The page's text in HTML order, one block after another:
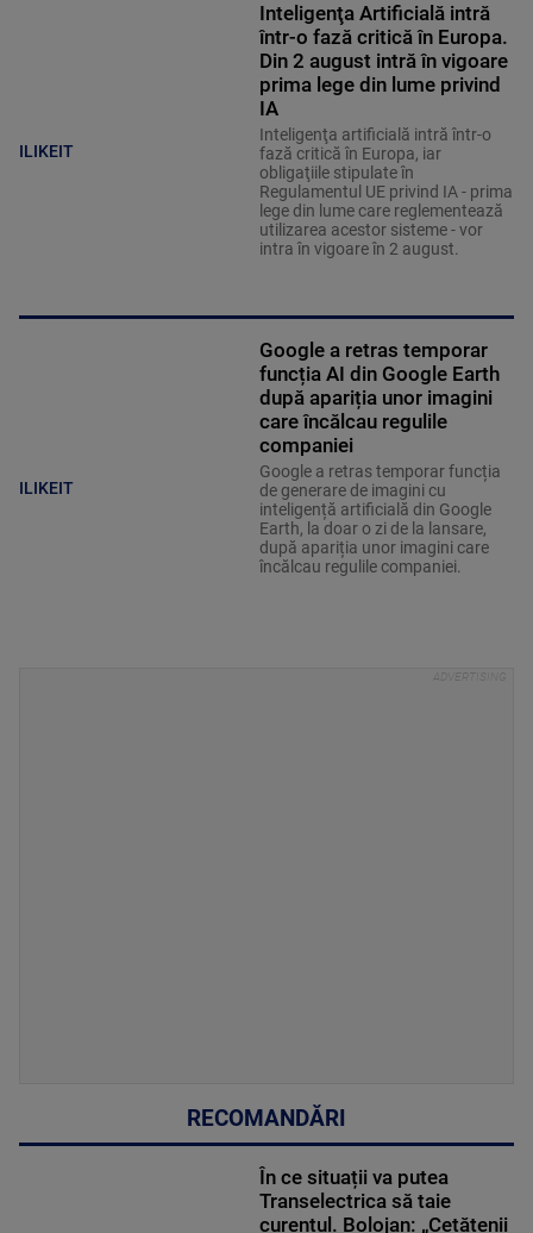
ILIKEIT
Inteligenţa Artificială intră
într-o fază critică în Europa.
Din 2 august intră în vigoare
prima lege din lume privind
IA
Inteligenţa artificială intră într-o
fază critică în Europa, iar
obligaţiile stipulate în
Regulamentul UE privind IA - prima
lege din lume care reglementează
utilizarea acestor sisteme - vor
intra în vigoare în 2 august.
ILIKEIT
Google a retras temporar
funcția AI din Google Earth
după apariția unor imagini
care încălcau regulile
companiei
Google a retras temporar funcția
de generare de imagini cu
inteligență artificială din Google
Earth, la doar o zi de la lansare,
după apariția unor imagini care
încălcau regulile companiei.
RECOMANDĂRI
În ce situații va putea
Transelectrica să taie
curentul. Bolojan: „Cetățenii